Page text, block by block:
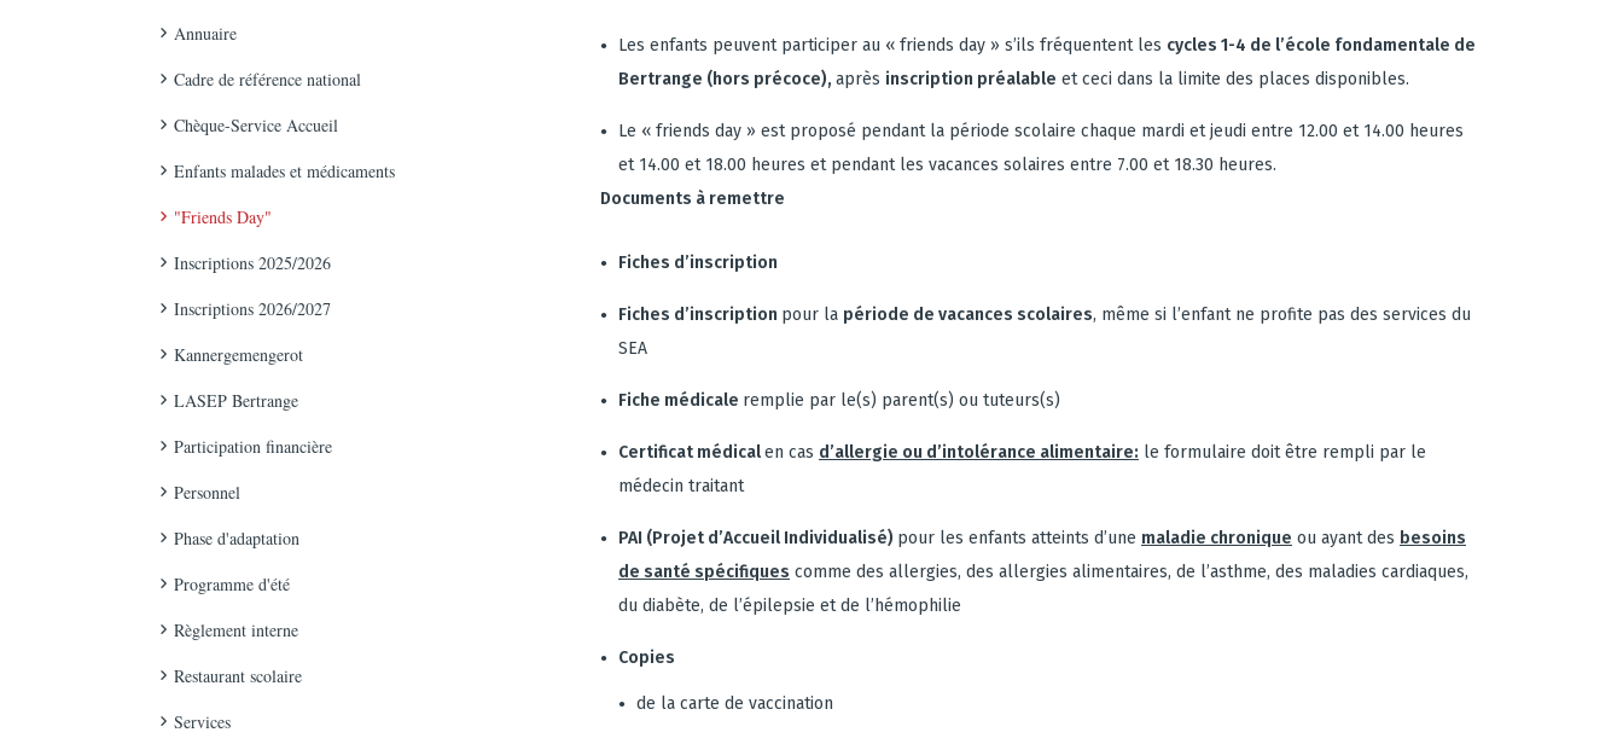
Annuaire
Cadre de référence national
Chèque-Service Accueil
Enfants malades et médicaments
"Friends Day"
Inscriptions 2025/2026
Inscriptions 2026/2027
Kannergemengerot
LASEP Bertrange
Participation financière
Personnel
Phase d'adaptation
Programme d'été
Règlement interne
Restaurant scolaire
Services
Les enfants peuvent participer au « friends day » s’ils fréquentent les cycles 1-4 de l’école fondamentale de
Bertrange (hors précoce), après inscription préalable et ceci dans la limite des places disponibles.
Le « friends day » est proposé pendant la période scolaire chaque mardi et jeudi entre 12.00 et 14.00 heures
et 14.00 et 18.00 heures et pendant les vacances solaires entre 7.00 et 18.30 heures.
Documents à remettre
Fiches d’inscription
Fiches d’inscription pour la période de vacances scolaires, même si l’enfant ne profite pas des services du
SEA
Fiche médicale remplie par le(s) parent(s) ou tuteurs(s)
Certificat médicalen cas d’allergie ou d’intolérance alimentaire: le formulaire doit être rempli par le
médecin traitant
PAI (Projet d’Accueil Individualisé) pour les enfants atteints d’une maladie chronique ou ayant des besoins
de santé spécifiques comme des allergies, des allergies alimentaires, de l’asthme, des maladies cardiaques,
du diabète, de l’épilepsie et de l’hémophilie
Copies
de la carte de vaccination